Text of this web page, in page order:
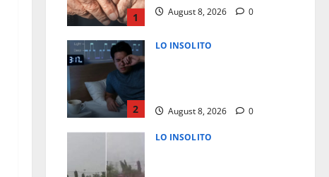
1 August 8, 2026 0
2
LO INSOLITO
August 8, 2026 0
LO INSOLITO